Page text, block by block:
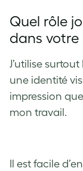
Quel rôle
dans votre
J’utilise
une identité
impression
mon travail.
Il est facile